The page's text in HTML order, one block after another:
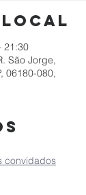
local
21:30
São Jorge,
06180-080,
convidados